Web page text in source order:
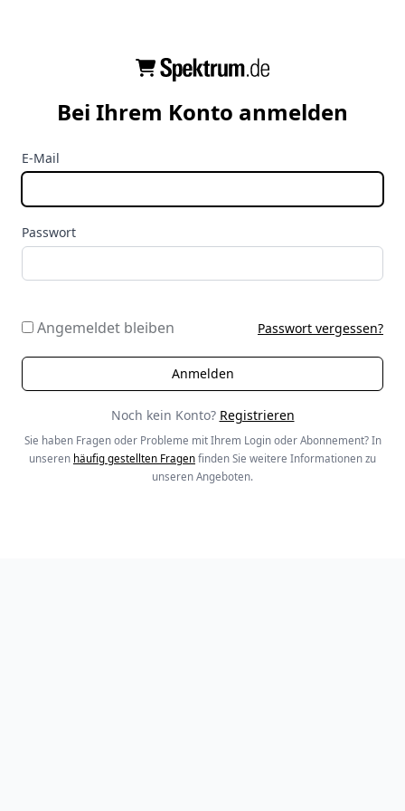
Bei Ihrem Konto anmelden
E-Mail
Passwort
Angemeldet bleiben Passwort vergessen?
Noch kein Konto? Registrieren
Sie haben Fragen oder Probleme mit Ihrem Login oder Abonnement? In
unseren häufig gestellten Fragen finden Sie weitere Informationen zu
unseren Angeboten.